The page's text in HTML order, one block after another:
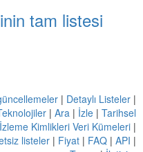
tam listesi
| Detaylı Listeler |
| Ara | İzle | Tarihsel
Kimlikleri Veri Kümeleri |
listeler | Fiyat | FAQ | API |